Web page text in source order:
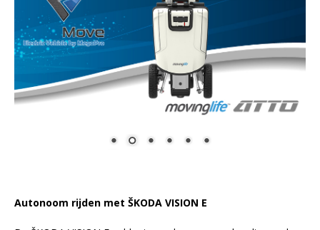
Autonoom rijden met ŠKODA VISION E